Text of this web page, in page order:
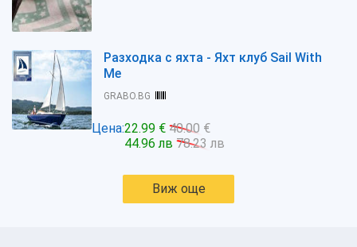
Разходка с яхта - Яхт клуб Sail With
Me
GRABO.BG
Цена:22.99 € 40.00 €
44.96 лв 78.23 лв
Виж още